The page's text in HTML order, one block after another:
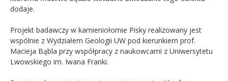
dodaje.
Projekt badawczy w kamieniołomie Pisky realizowany jest
wspólnie z Wydziałem Geologii UW pod kierunkiem prof.
Macieja Bąbla przy współpracy z naukowcami z Uniwersytetu
Lwowskiego im. Iwana Franki.